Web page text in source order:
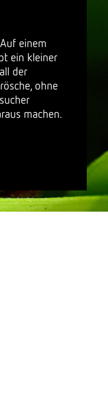
einem
ein kleiner
der
ohne
machen.